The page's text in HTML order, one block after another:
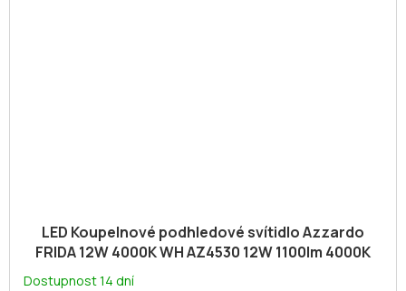
LED Koupelnové podhledové svítidlo Azzardo
FRIDA 12W 4000K WH AZ4530 12W 1100lm 4000K
Dostupnost 14 dní